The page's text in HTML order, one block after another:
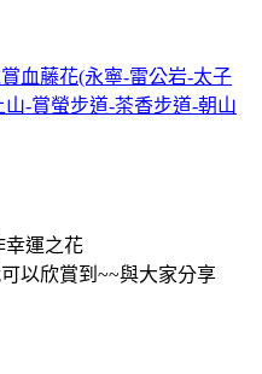
血藤花(永寧-雷公岩-太子
-賞螢步道-茶香步道-朝山
幸運之花
以欣賞到~~與大家分享